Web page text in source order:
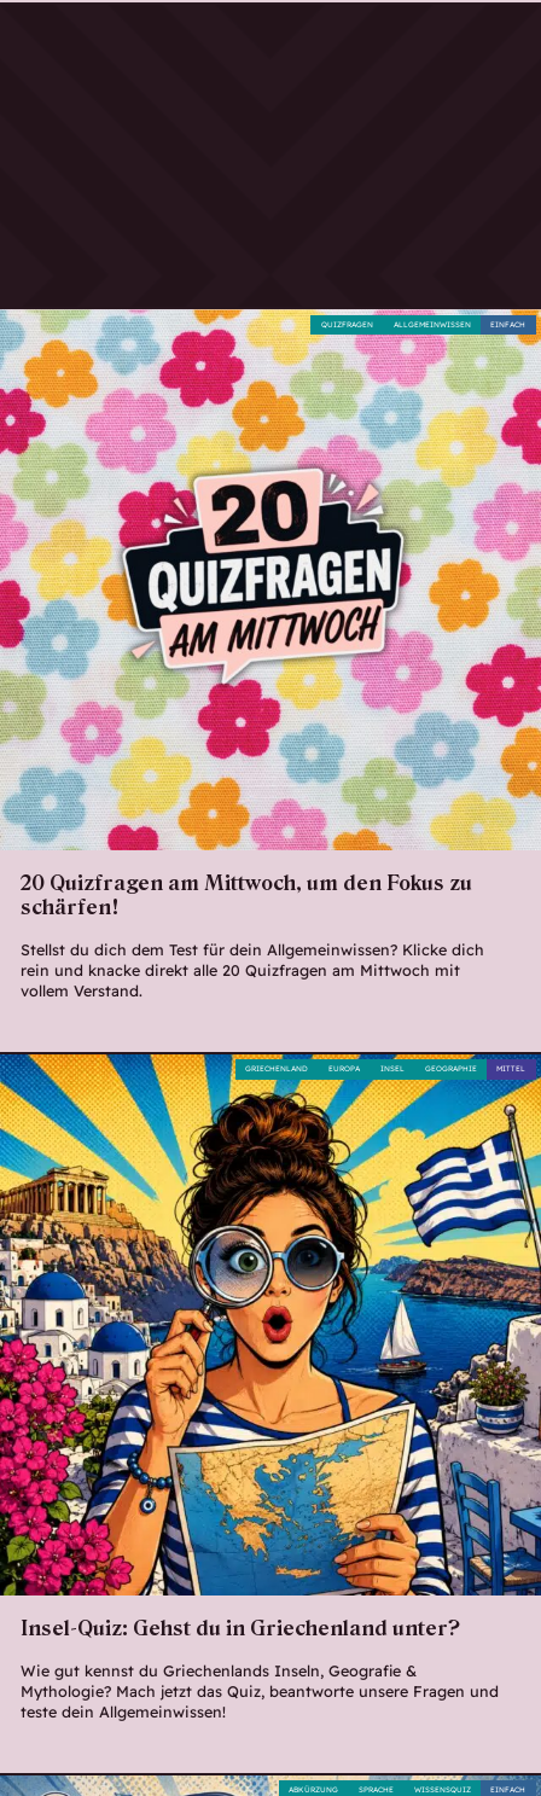
20 Quizfragen am Mittwoch, um den Fokus zu
schärfen!
Stellst du dich dem Test für dein Allgemeinwissen? Klicke dich
rein und knacke direkt alle 20 Quizfragen am Mittwoch mit
vollem Verstand.
EINFACH
ALLGEMEINWISSEN
QUIZFRAGEN
Insel-Quiz: Gehst du in Griechenland unter?
Wie gut kennst du Griechenlands Inseln, Geografie &
Mythologie? Mach jetzt das Quiz, beantworte unsere Fragen und
teste dein Allgemeinwissen!
MITTEL
GEOGRAPHIE
INSEL
EUROPA
GRIECHENLAND
EINFACH
WISSENSQUIZ
SPRACHE
ABKÜRZUNG